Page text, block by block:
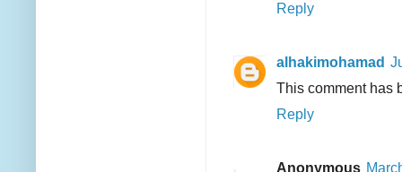
Reply
alhakimohamad
This comment has
Reply
Anonymous